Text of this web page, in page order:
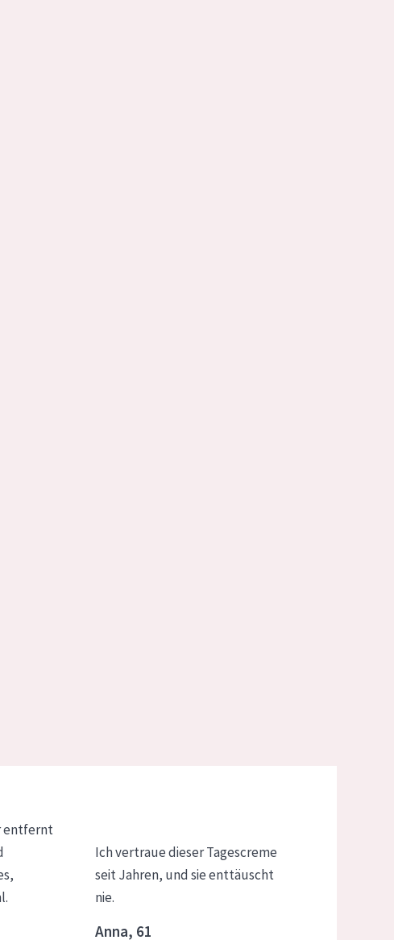
entfernt
Ich vertraue dieser Tagescreme
seit Jahren, und sie enttäuscht
nie.
Anna, 61